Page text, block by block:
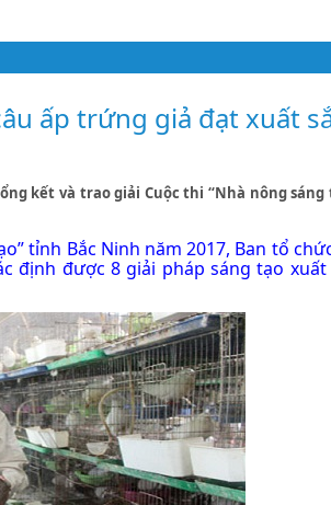
ấp trứng giả đạt xuất
kết và trao giải Cuộc thi “Nhà nông sáng
tỉnh Bắc Ninh năm 2017, Ban tổ
định được 8 giải pháp sáng tạo xuất